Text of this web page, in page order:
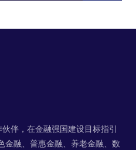
争力的重塑，更
伴，在金融强国建设目标指引
金融、普惠金融、养老金融、数